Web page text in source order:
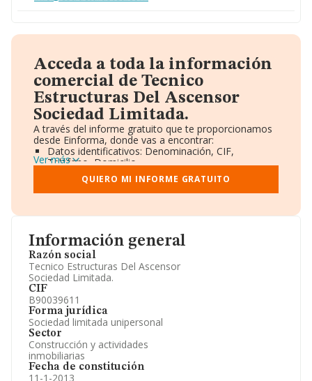
Información general
Razón social
Tecnico Estructuras Del Ascensor
Sociedad Limitada.
CIF
B90039611
Forma jurídica
Sociedad limitada unipersonal
Sector
Construcción y actividades
inmobiliarias
Fecha de constitución
11-1-2013
Acceda a toda la información
comercial de Tecnico
Estructuras Del Ascensor
Sociedad Limitada.
A través del informe gratuito que te proporcionamos
desde Einforma, donde vas a encontrar:
Datos identificativos: Denominación, CIF,
Teléfono, Domicilio.
Informe Mercantil Completo (BORME).
Gráficos de Evolución Ventas y Empleados.
Consejo de Administración y Administradores.
Accionistas.
Artículos de prensa publicados sobre la empresa.
Información oficial y registral complementaria.
Ver más
QUIERO MI INFORME GRATUITO